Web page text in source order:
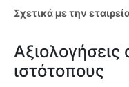
Σχετικά με την
ιστότοπους